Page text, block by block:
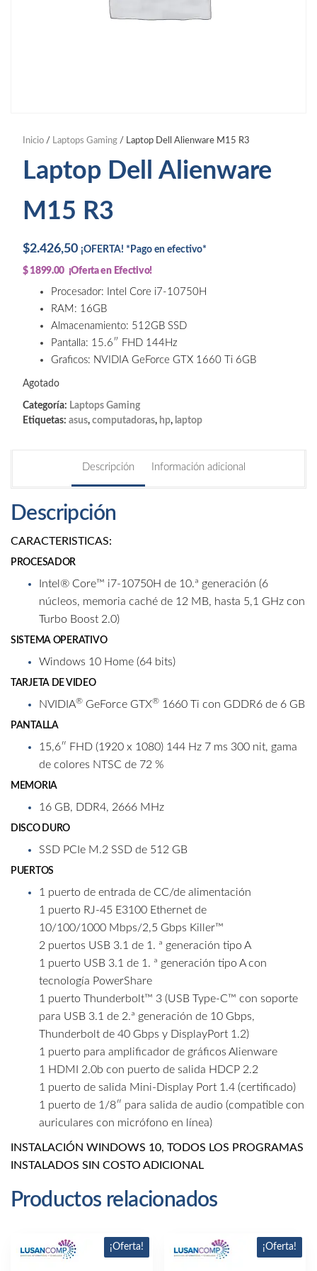
Inicio/ Laptops Gaming/ Laptop Dell Alienware M15 R3
Laptop Dell Alienware
M15 R3
$2.426,50 ¡OFERTA! *Pago en efectivo*
$ 1899.00 ¡Oferta en Efectivo!
Procesador: Intel Core i7-10750H
RAM: 16GB
Almacenamiento: 512GB SSD
Pantalla: 15.6″ FHD 144Hz
Graficos: NVIDIA GeForce GTX 1660 Ti 6GB
Agotado
Categoría: Laptops Gaming
Etiquetas: asus, computadoras, hp, laptop
Descripción Información adicional
Descripción
CARACTERISTICAS:
PROCESADOR
Intel® Core™ i7-10750H de 10.ª generación (6
núcleos, memoria caché de 12 MB, hasta 5,1 GHz con
Turbo Boost 2.0)
SISTEMA OPERATIVO
Windows 10 Home (64 bits)
TARJETA DE VIDEO
NVIDIA® GeForce GTX® 1660 Ti con GDDR6 de 6 GB
PANTALLA
15,6″ FHD (1920 x 1080) 144 Hz 7 ms 300 nit, gama
de colores NTSC de 72 %
MEMORIA
16 GB, DDR4, 2666 MHz
DISCO DURO
SSD PCIe M.2 SSD de 512 GB
PUERTOS
1 puerto de entrada de CC/de alimentación
1 puerto RJ-45 E3100 Ethernet de
10/100/1000 Mbps/2,5 Gbps Killer™
2 puertos USB 3.1 de 1. ª generación tipo A
1 puerto USB 3.1 de 1. ª generación tipo A con
tecnología PowerShare
1 puerto Thunderbolt™ 3 (USB Type-C™ con soporte
para USB 3.1 de 2.ª generación de 10 Gbps,
Thunderbolt de 40 Gbps y DisplayPort 1.2)
1 puerto para amplificador de gráficos Alienware
1 HDMI 2.0b con puerto de salida HDCP 2.2
1 puerto de salida Mini-Display Port 1.4 (certificado)
1 puerto de 1/8″ para salida de audio (compatible con
auriculares con micrófono en línea)
INSTALACIÓN WINDOWS 10, TODOS LOS PROGRAMAS
INSTALADOS SIN COSTO ADICIONAL
Productos relacionados
¡Oferta! ¡Oferta!